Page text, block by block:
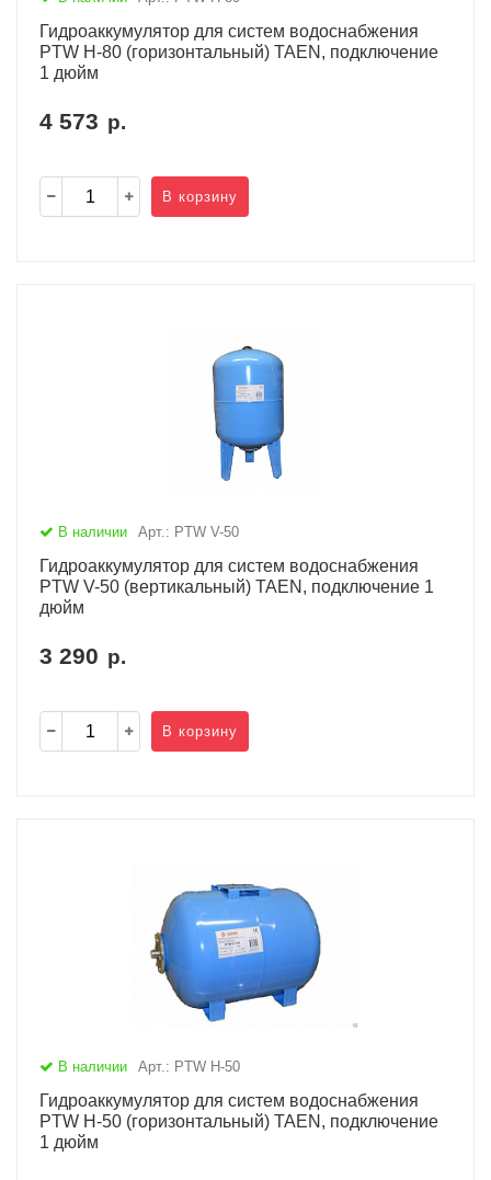
Гидроаккумулятор для систем водоснабжения
PTW H-80 (горизонтальный) TAEN, подключение
1 дюйм
4 573 р.
В корзину
В наличии Арт.: PTW V-50
Гидроаккумулятор для систем водоснабжения
PTW V-50 (вертикальный) TAEN, подключение 1
дюйм
3 290 р.
В корзину
В наличии Арт.: PTW H-50
Гидроаккумулятор для систем водоснабжения
PTW H-50 (горизонтальный) TAEN, подключение
1 дюйм